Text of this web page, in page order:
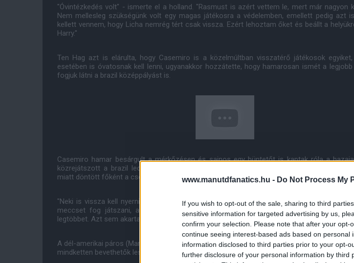
www.manutdfanatics.hu - Do Not Process My
If you wish to opt-out of the sale, sharing to third
sensitive information for targeted advertising by us,
confirm your selection. Please note that after your opt-
continue seeing interest-based ads based on personal
information disclosed to third parties prior to your opt-
further disclosure of your personal information by third
"Óvintézkedés volt" - ismerte el a holland. "Rasmust is azért vettem le, mert már nagyon
Nem mellesleg szükségünk volt egy magas játékosra a védelemben, emellett pedig azt
kellett vennem, hogy Licha nemrég tért csak vissza. Ezért lehoztam őket és beállt a
Harry."
Ten Hag azt is elárulta, hogy Casemiro is a közelmúltban visszatérő játékosok
esetében is óvatosnak kell lenni, ugyanakkor hozzátette, hogy hamarosan ismét a
fogjuk látni a brazil középpályást is.
Casemiro hamar besárgult a mérkőzésen és sajnos egy büntetőt is kaptak róla a
közrejátszott a brazil lecserélésében, hogy sárga lappal játszott, Ten Hag mégis inkább
miatt döntött főként a csere mellett.
"Neki is vissza kell nyernie a teljes erőnlétét" - folytatta a menedzser. "Tudom, hogy
meccset fog játszani, annál jobb lesz. Most játékpercekre van szüksége, ebből
legtöbbet. Azt sem akartam kockáztatni, hogy eg esetleges szabálytalanság miatt kiállítsák."
A dél-amerikai páros (Martinez és Casemiro) agressziót és minőséget hozott a pályára és
mindketten bevethetők lesznek vasárnap is az Old Traffordon David Moyes csapata ellen.